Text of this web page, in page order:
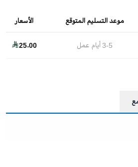
موعد التسليم المتوقع الأسعار
3-5أيام عمل 25.00